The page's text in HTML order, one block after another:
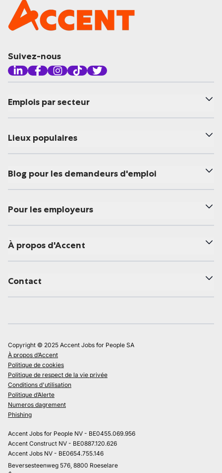
Suivez-nous
Emplois par secteur
Lieux populaires
Blog pour les demandeurs d'emploi
Pour les employeurs
À propos d'Accent
Contact
Copyright © 2025 Accent Jobs for People SA
À propos d’Accent
Politique de cookies
Politique de respect de la vie privée
Conditions d'utilisation
Politique d’Alerte
Numeros dagrement
Phishing
Accent Jobs for People NV - BE0455.069.956
Accent Construct NV - BE0887.120.626
Accent Jobs NV - BE0654.755.146
Beversesteenweg 576, 8800 Roeselare